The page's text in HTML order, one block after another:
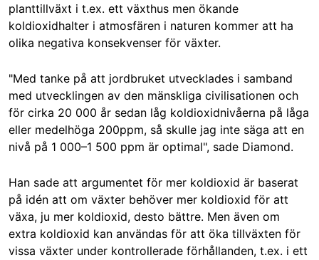
planttillväxt i t.ex. ett växthus men ökande
koldioxidhalter i atmosfären i naturen kommer att ha
olika negativa konsekvenser för växter.
"Med tanke på att jordbruket utvecklades i samband
med utvecklingen av den mänskliga civilisationen och
för cirka 20 000 år sedan låg koldioxidnivåerna på låga
eller medelhöga 200ppm, så skulle jag inte säga att en
nivå på 1 000–1 500 ppm är optimal", sade Diamond.
Han sade att argumentet för mer koldioxid är baserat
på idén att om växter behöver mer koldioxid för att
växa, ju mer koldioxid, desto bättre. Men även om
extra koldioxid kan användas för att öka tillväxten för
vissa växter under kontrollerade förhållanden, t.ex. i ett